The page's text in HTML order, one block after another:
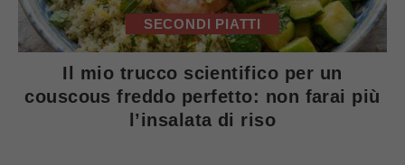
SECONDI PIATTI
Il mio trucco scientifico per un
couscous freddo perfetto: non farai più
l’insalata di riso